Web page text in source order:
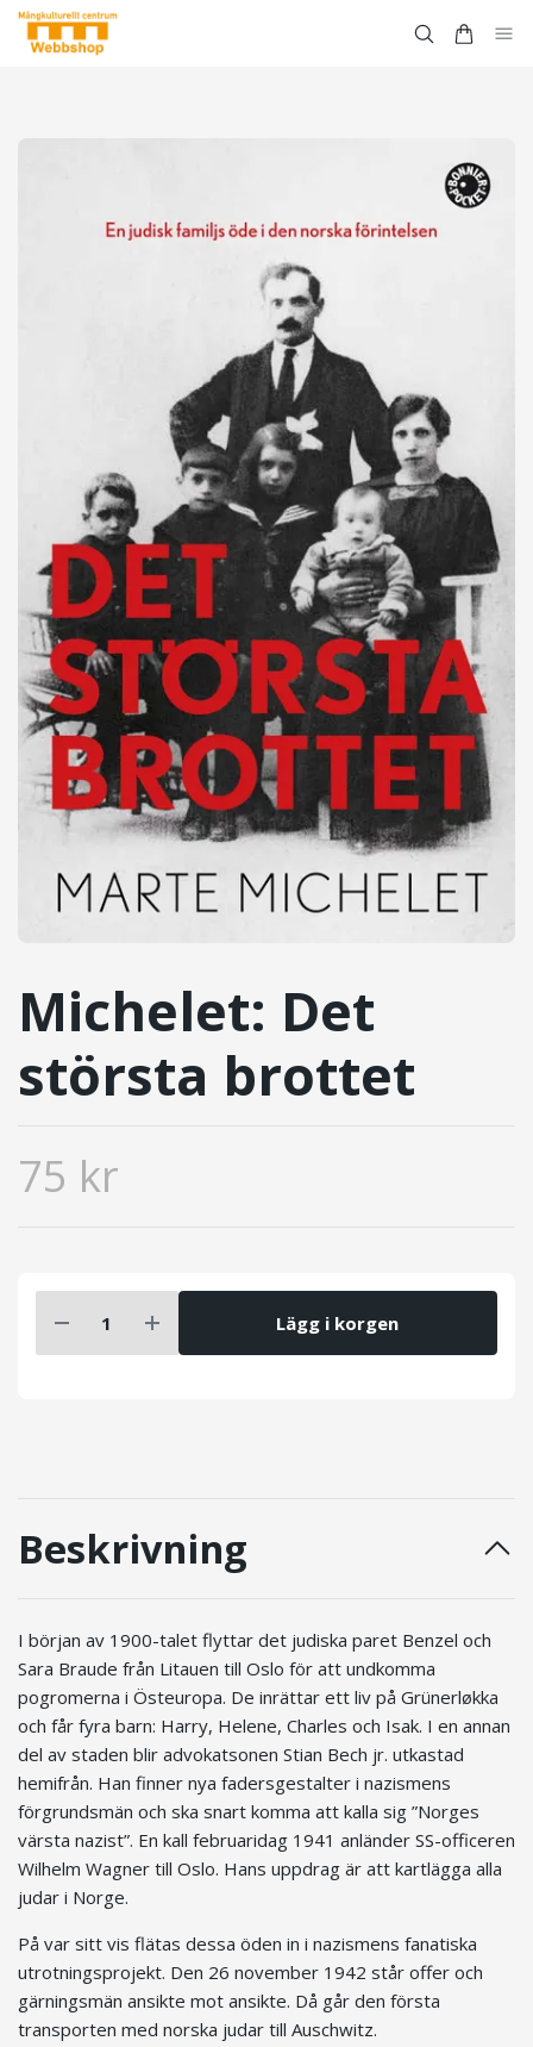
Michelet: Det
största brottet
75 kr
Lägg i korgen
Beskrivning
I början av 1900-talet flyttar det judiska paret Benzel och
Sara Braude från Litauen till Oslo för att undkomma
pogromerna i Östeuropa. De inrättar ett liv på Grünerløkka
och får fyra barn: Harry, Helene, Charles och Isak. I en annan
del av staden blir advokatsonen Stian Bech jr. utkastad
hemifrån. Han finner nya fadersgestalter i nazismens
förgrundsmän och ska snart komma att kalla sig ”Norges
värsta nazist”. En kall februaridag 1941 anländer SS-officeren
Wilhelm Wagner till Oslo. Hans uppdrag är att kartlägga alla
judar i Norge.
På var sitt vis flätas dessa öden in i nazismens fanatiska
utrotningsprojekt. Den 26 november 1942 står offer och
gärningsmän ansikte mot ansikte. Då går den första
transporten med norska judar till Auschwitz.